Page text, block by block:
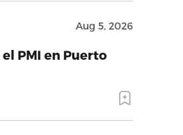
Aug 5, 2026
PMI en Puerto